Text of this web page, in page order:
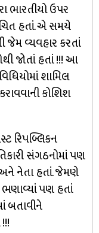
ભારતીયો ઉપર
હતાં. એ સમયે
જેમ વ્યવહાર કરતાં
જોતાં હતાં !!! આ
શામિલ
કોશિશ
રિપબ્લિકન
સંગઠનોમાં પણ
અને નેતા હતાં. જેમણે
ભણાવ્યાં પણ હતાં
બતાવીને